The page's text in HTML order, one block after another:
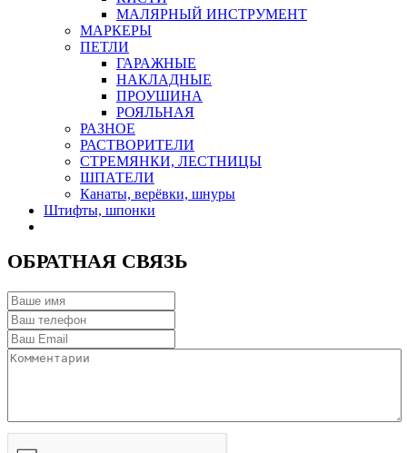
МАЛЯРНЫЙ ИНСТРУМЕНТ
МАРКЕРЫ
ПЕТЛИ
ГАРАЖНЫЕ
НАКЛАДНЫЕ
ПРОУШИНА
РОЯЛЬНАЯ
РАЗНОЕ
РАСТВОРИТЕЛИ
СТРЕМЯНКИ, ЛЕСТНИЦЫ
ШПАТЕЛИ
Канаты, верёвки, шнуры
Штифты, шпонки
ОБРАТНАЯ СВЯЗЬ